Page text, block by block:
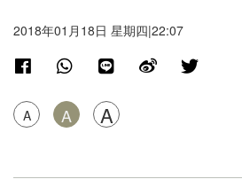
2018年01月18日 星期四|22:07
A A A